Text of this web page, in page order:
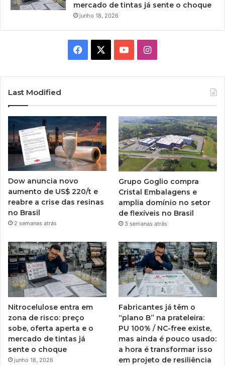
mercado de tintas já sente o choque
junho 18, 2026
Facebook YouTubeInstagram
Last Modified
Dow anuncia novo
aumento de US$ 220/t e
reabre a crise das resinas
no Brasil
2 semanas atrás
Grupo Goglio compra
Cristal Embalagens e
amplia domínio no setor
de flexíveis no Brasil
3 semanas atrás
Nitrocelulose entra em
zona de risco: preço
sobe, oferta aperta e o
mercado de tintas já
sente o choque
junho 18, 2026
Fabricantes já têm o
“plano B” na prateleira:
PU 100% / NC-free existe,
mas ainda é pouco usado:
a hora é transformar isso
em projeto de resiliência